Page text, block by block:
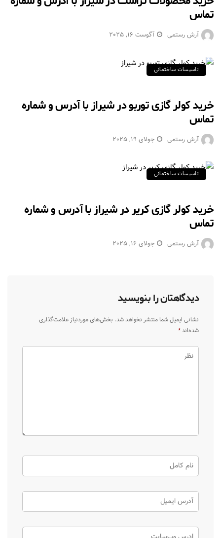
تماس
آرش رستمی آگوست 16, 2025
تاسیسات ساختمانی
خرید کولر گازی توربو در شیراز با آدرس و شماره
تماس
آرش رستمی جولای 19, 2025
تاسیسات ساختمانی
خرید کولر گازی کریر در شیراز با آدرس و شماره
تماس
آرش رستمی جولای 16, 2025
دیدگاهتان را بنویسید
نشانی ایمیل شما منتشر نخواهد شد. بخش‌های موردنیاز علامت‌گذاری
شده‌اند*